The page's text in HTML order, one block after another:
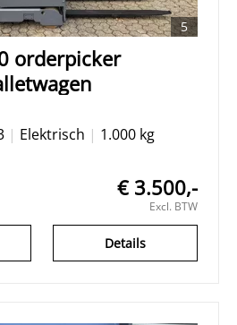
5
orderpicker
| Elektrisch | 1.000 kg
€ 3.500,-
Excl. BTW
Details